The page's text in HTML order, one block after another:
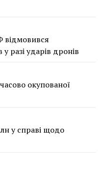
відмовився
у разі ударів дронів
окупованої
у справі щодо